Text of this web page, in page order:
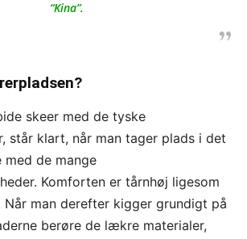
“Kina”.
skeer med de tyske
står klart, når man tager plads i det
de mange
Komforten er tårnhøj ligesom
Når man derefter kigger grundigt på
berøre de lækre materialer,